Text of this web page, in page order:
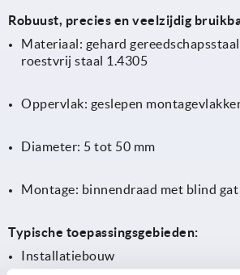
Robuust, precies en veelzijdig
Materiaal: gehard
roestvrij staal 1.4305
Oppervlak: geslepen
Diameter: 5 tot 50 mm
Montage: binnendraad met blind
Typische toepassingsgebieden:
Installatiebouw